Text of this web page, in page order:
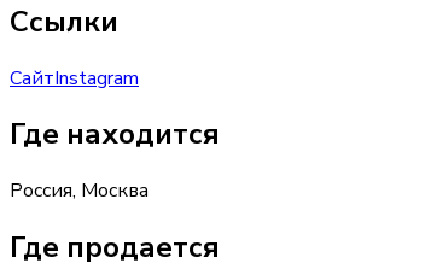
Ссылки
СайтInstagram
Где находится
Россия, Москва
Где продается